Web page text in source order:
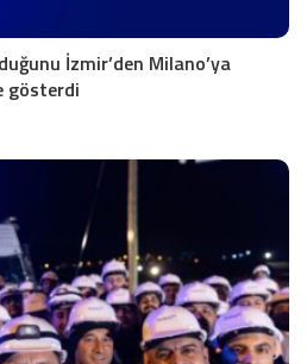
İzmir’den Milano’ya
gösterdi